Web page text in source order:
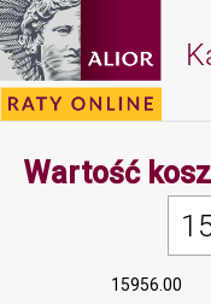
Wartość
15956.00